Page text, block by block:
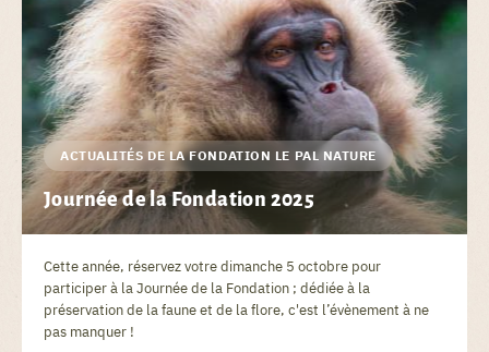
ACTUALITÉS DE LA FONDATION LE PAL NATURE
Journée de la Fondation 2025
Cette année, réservez votre dimanche 5 octobre pour
participer à la Journée de la Fondation ; dédiée à la
préservation de la faune et de la flore, c'est l’évènement à ne
pas manquer !